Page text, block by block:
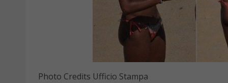
Photo Credits Ufficio Stampa